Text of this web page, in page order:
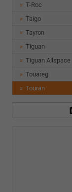
T-Roc
Taigo
Tayron
Tiguan
Tiguan Allspace
Touareg
Touran